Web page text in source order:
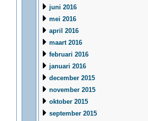
juni 2016
mei 2016
april 2016
maart 2016
februari 2016
januari 2016
december 2015
november 2015
oktober 2015
september 2015